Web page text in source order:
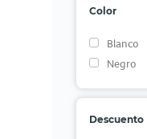
Color
Blanco
Negro
Descuento